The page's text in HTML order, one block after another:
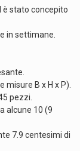
è stato concepito
in settimane.
misure B x H x P).
pezzi.
alcune 10 (9
7.9 centesimi di